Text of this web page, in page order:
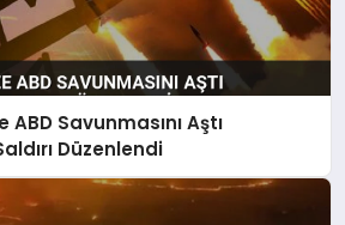
ABD Savunmasını Aştı
Düzenlendi